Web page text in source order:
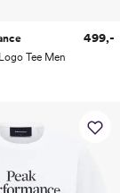
Tee Men
499,-